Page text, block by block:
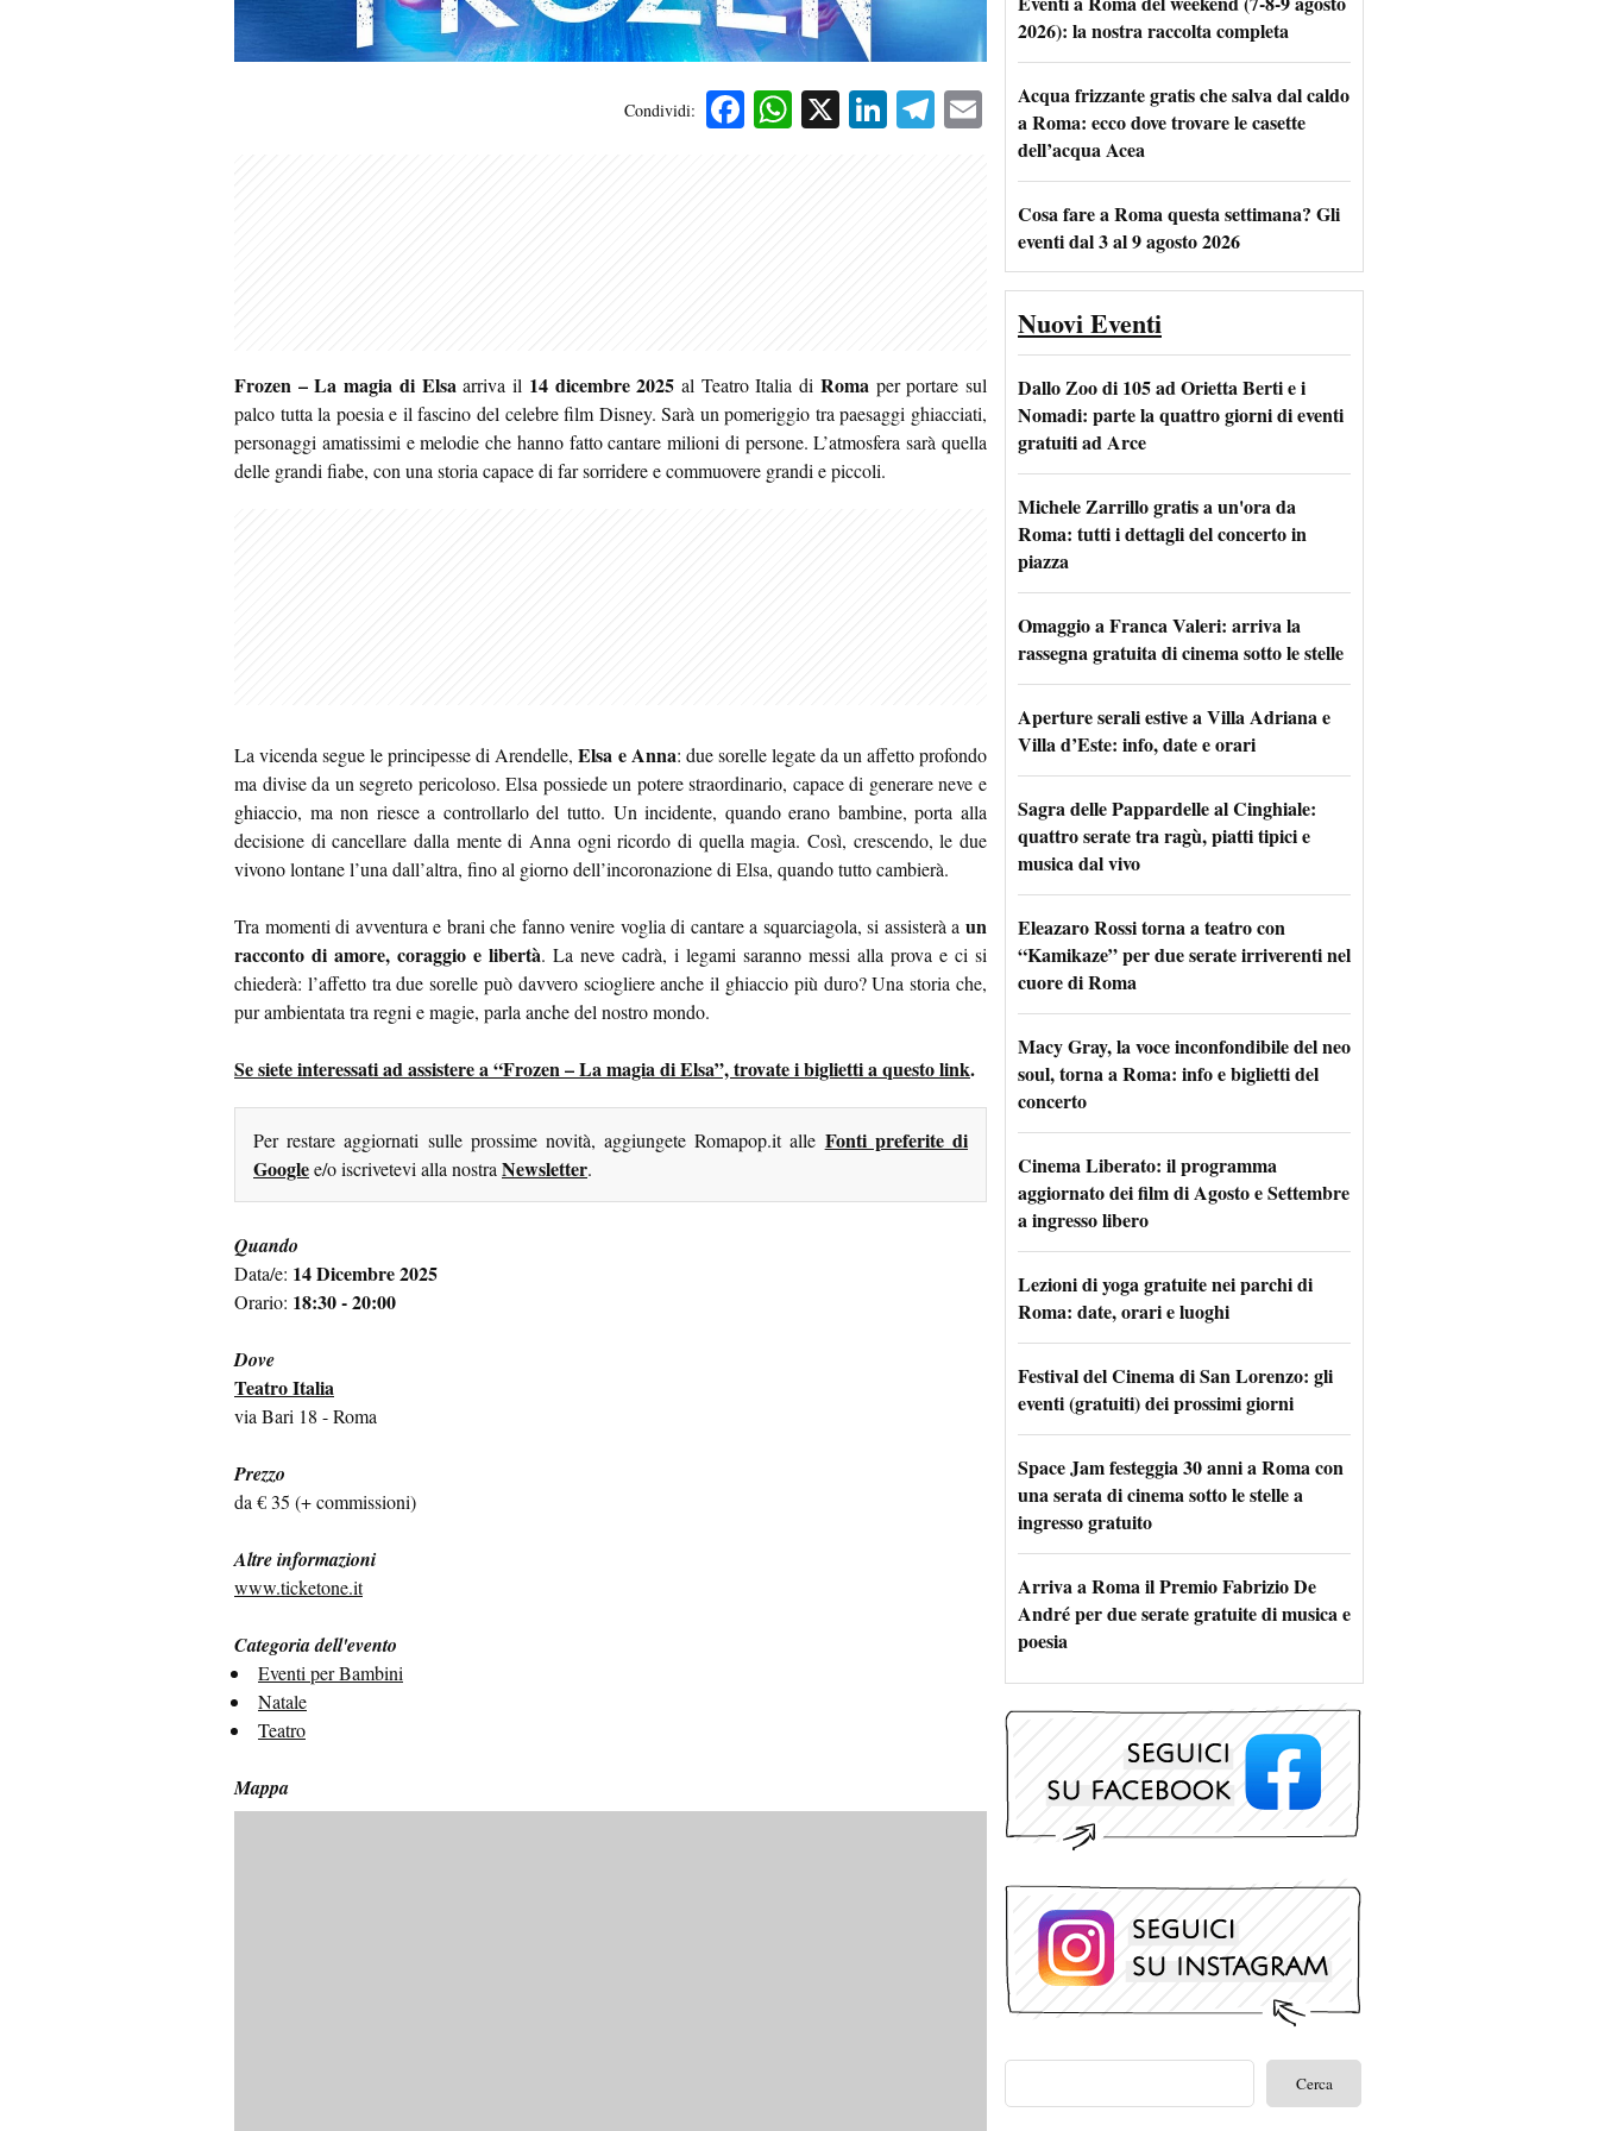
Condividi: Facebook
WhatsApp
X LinkedIn
Telegram
Email
Frozen – La magia di Elsaarriva il 14 dicembre 2025 al Teatro Italia di Romaper portare sul
palco tutta la poesia e il fascino del celebre film Disney. Sarà un pomeriggio tra paesaggi ghiacciati,
personaggi amatissimi e melodie che hanno fatto cantare milioni di persone. L’atmosfera sarà quella
delle grandi fiabe, con una storia capace di far sorridere e commuovere grandi e piccoli.
La vicenda segue le principesse di Arendelle,Elsa e Anna: due sorelle legate da un affetto profondo
ma divise da un segreto pericoloso. Elsa possiede un potere straordinario, capace di generare neve e
ghiaccio, ma non riesce a controllarlo del tutto. Un incidente, quando erano bambine, porta alla
decisione di cancellare dalla mente di Anna ogni ricordo di quella magia. Così, crescendo, le due
vivono lontane l’una dall’altra, fino al giorno dell’incoronazione di Elsa, quando tutto cambierà.
Tra momenti di avventura e brani che fanno venire voglia di cantare a squarciagola, si assisterà a un
racconto di amore, coraggio e libertà. La neve cadrà, i legami saranno messi alla prova e ci si
chiederà: l’affetto tra due sorelle può davvero sciogliere anche il ghiaccio più duro? Una storia che,
pur ambientata tra regni e magie, parla anche del nostro mondo.
Se siete interessati ad assistere a “Frozen – La magia di Elsa”, trovate i biglietti a questo link.
Per restare aggiornati sulle prossime novità, aggiungete Romapop.it alle Fonti preferite di
Googlee/o iscrivetevi alla nostraNewsletter.
Quando
Data/e: 14 Dicembre 2025
Orario: 18:30 - 20:00
Dove
Teatro Italia
via Bari 18 - Roma
Prezzo
da € 35 (+ commissioni)
Altre informazioni
www.ticketone.it
Categoria dell'evento
Eventi per Bambini
Natale
Teatro
Mappa
2026): la nostra raccolta completa
Acqua frizzante gratis che salva dal caldo
a Roma: ecco dove trovare le casette
dell’acqua Acea
Cosa fare a Roma questa settimana? Gli
eventi dal 3 al 9 agosto 2026
Nuovi Eventi
Dallo Zoo di 105 ad Orietta Berti e i
Nomadi: parte la quattro giorni di eventi
gratuiti ad Arce
Michele Zarrillo gratis a un'ora da
Roma: tutti i dettagli del concerto in
piazza
Omaggio a Franca Valeri: arriva la
rassegna gratuita di cinema sotto le stelle
Aperture serali estive a Villa Adriana e
Villa d’Este: info, date e orari
Sagra delle Pappardelle al Cinghiale:
quattro serate tra ragù, piatti tipici e
musica dal vivo
Eleazaro Rossi torna a teatro con
“Kamikaze” per due serate irriverenti nel
cuore di Roma
Macy Gray, la voce inconfondibile del neo
soul, torna a Roma: info e biglietti del
concerto
Cinema Liberato: il programma
aggiornato dei film di Agosto e Settembre
a ingresso libero
Lezioni di yoga gratuite nei parchi di
Roma: date, orari e luoghi
Festival del Cinema di San Lorenzo: gli
eventi (gratuiti) dei prossimi giorni
Space Jam festeggia 30 anni a Roma con
una serata di cinema sotto le stelle a
ingresso gratuito
Arriva a Roma il Premio Fabrizio De
André per due serate gratuite di musica e
poesia